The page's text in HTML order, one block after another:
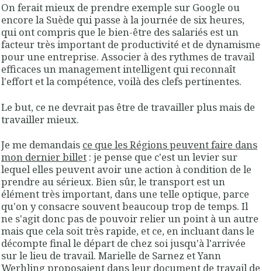
On ferait mieux de prendre exemple sur Google ou
encore la Suède qui passe à la journée de six heures,
qui ont compris que le bien-être des salariés est un
facteur très important de productivité et de dynamisme
pour une entreprise. Associer à des rythmes de travail
efficaces un management intelligent qui reconnaît
l'effort et la compétence, voilà des clefs pertinentes.
Le but, ce ne devrait pas être de travailler plus mais de
travailler mieux.
Je me demandais ce que les Régions peuvent faire dans
mon dernier billet : je pense que c'est un levier sur
lequel elles peuvent avoir une action à condition de le
prendre au sérieux. Bien sûr, le transport est un
élément très important, dans une telle optique, parce
qu'on y consacre souvent beaucoup trop de temps. Il
ne s'agit donc pas de pouvoir relier un point à un autre
mais que cela soit très rapide, et ce, en incluant dans le
décompte final le départ de chez soi jusqu'à l'arrivée
sur le lieu de travail. Marielle de Sarnez et Yann
Werhling proposaient dansleur document de travailde